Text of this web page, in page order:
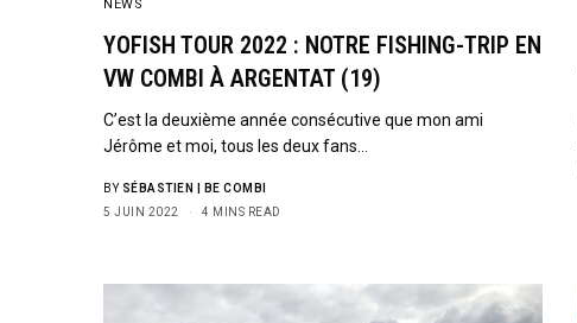
NEWS
YOFISH TOUR 2022 : NOTRE FISHING-TRIP EN
VW COMBI À ARGENTAT (19)
C’est la deuxième année consécutive que mon ami
Jérôme et moi, tous les deux fans…
BY SÉBASTIEN | BE COMBI
5 JUIN 2022
4 MINS READ